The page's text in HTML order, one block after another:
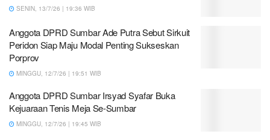
SENIN, 13/7/26 | 19:36 WIB
Anggota DPRD Sumbar Ade Putra Sebut Sirkuit
Peridon Siap Maju Modal Penting Sukseskan
Porprov
MINGGU, 12/7/26 | 19:51 WIB
Anggota DPRD Sumbar Irsyad Syafar Buka
Kejuaraan Tenis Meja Se-Sumbar
MINGGU, 12/7/26 | 19:45 WIB